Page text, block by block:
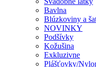
Bavlna
Blúzkoviny a
NOVINKY
Podšívky
Kožušina
Exkluzivne
Plášťovky/